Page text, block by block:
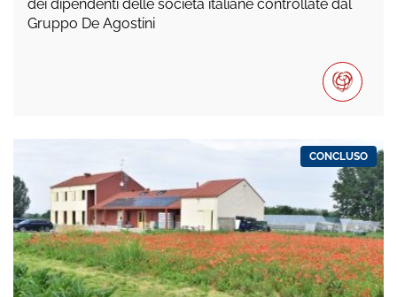
dei dipendenti delle società italiane controllate dal
Gruppo De Agostini
CONCLUSO